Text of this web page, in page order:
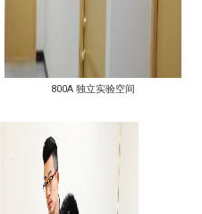
800A 独立实验空间